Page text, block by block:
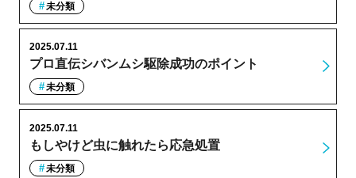
未分類
プロ直伝シバンムシ駆除成功のポイント
2025.07.11
未分類
もしやけど虫に触れたら応急処置
2025.07.11
未分類